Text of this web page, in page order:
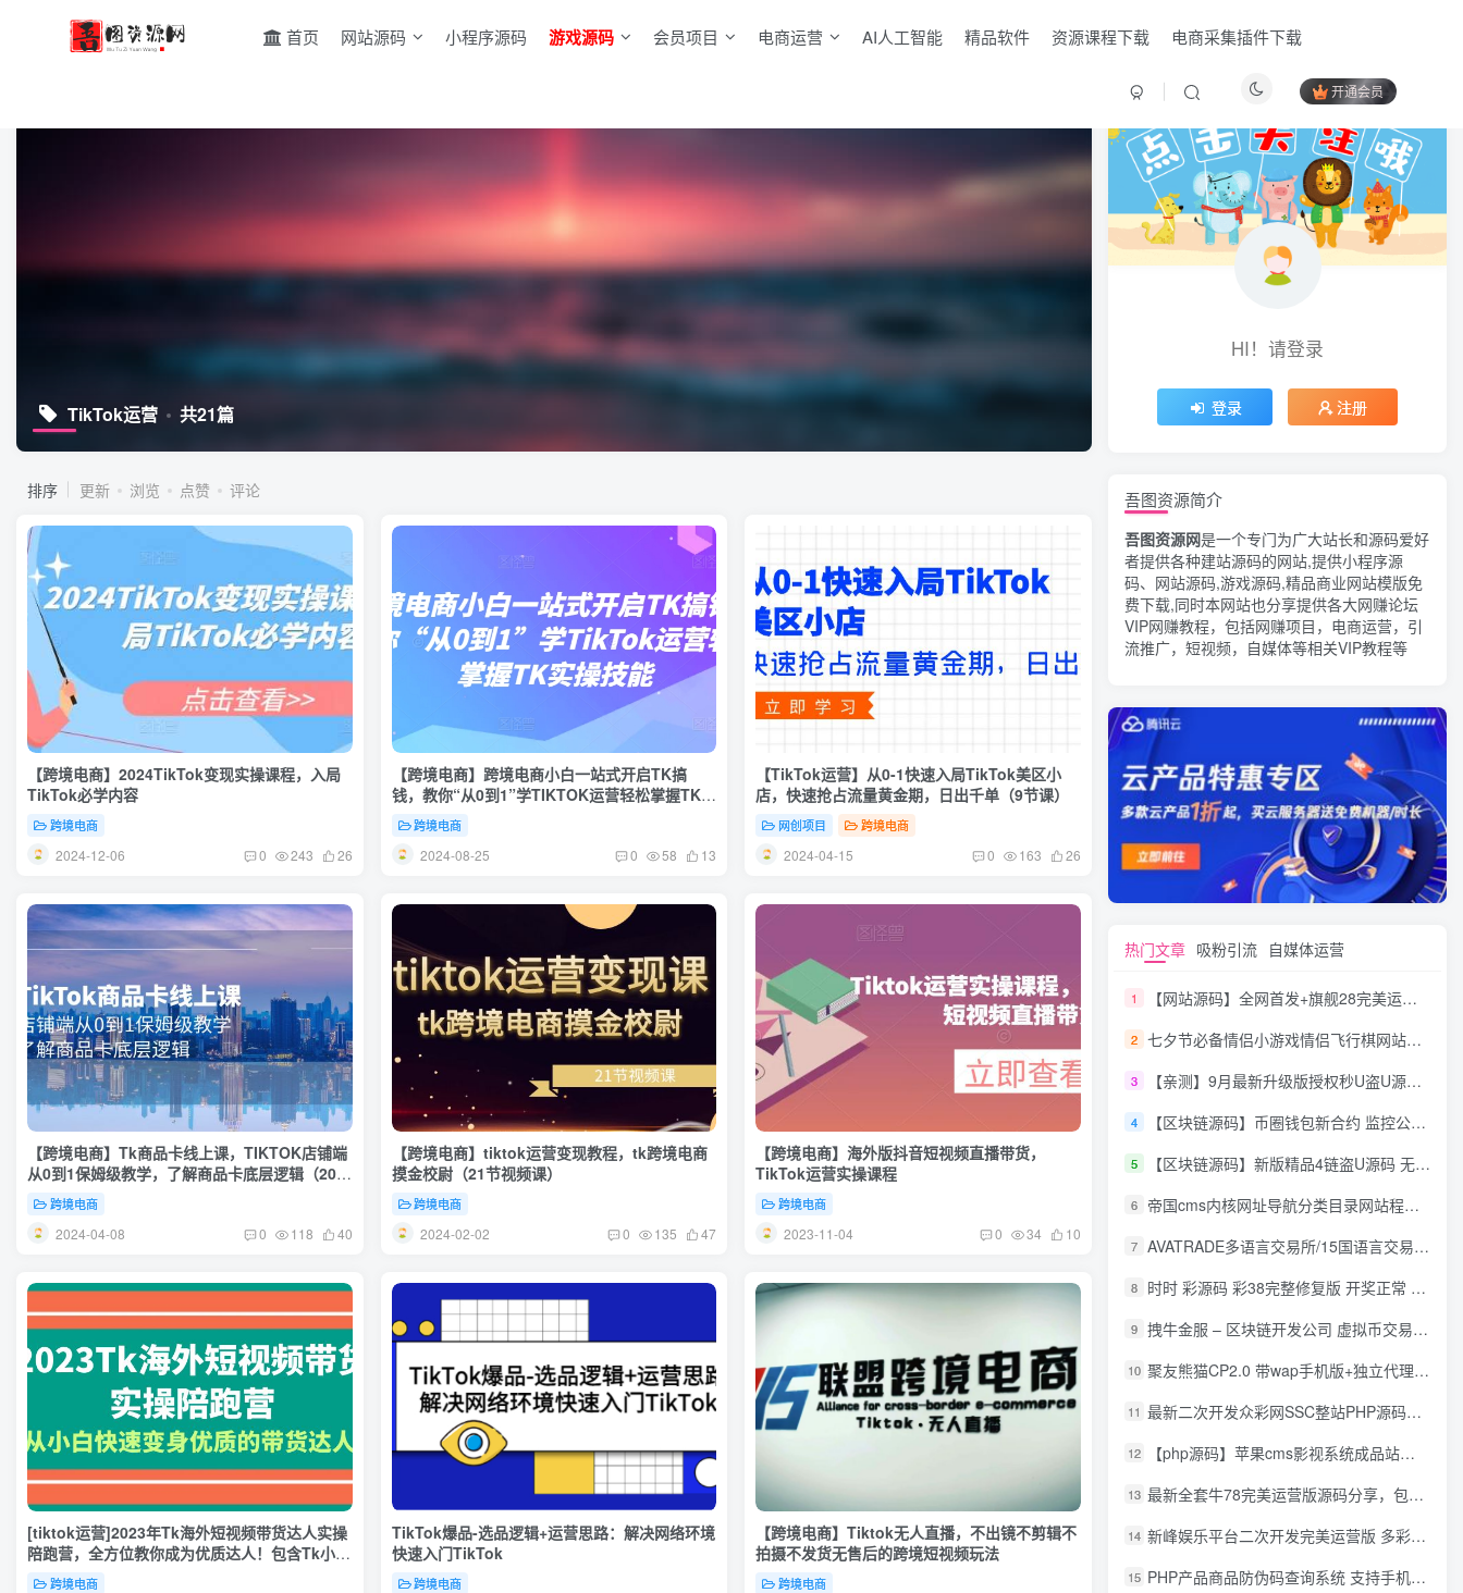
首页 网站源码 小程序源码 游戏源码 会员项目 电商运营 AI人工智能 精品软件 资源课程下载 电商采集插件下载
开通会员
TikTok运营 共21篇
排序 更新 浏览 点赞 评论
【跨境电商】2024TikTok变现实操课程，入局
TikTok必学内容
跨境电商
2024-12-06 0 243 26
【跨境电商】跨境电商小白一站式开启TK搞
钱，教你“从0到1”学TIKTOK运营轻松掌握TK实
操技能
跨境电商
2024-08-25 0 58 13
【TikTok运营】从0-1快速入局TikTok美区小
店，快速抢占流量黄金期，日出千单（9节课）
网创项目 跨境电商
2024-04-15 0 163 26
【跨境电商】Tk商品卡线上课，TIKTOK店铺端
从0到1保姆级教学，了解商品卡底层逻辑（20
节）跨境电商
2024-04-08 0 118 40
【跨境电商】tiktok运营变现教程，tk跨境电商
摸金校尉（21节视频课）
跨境电商
2024-02-02 0 135 47
【跨境电商】海外版抖音短视频直播带货，
TikTok运营实操课程
跨境电商
2023-11-04 0 34 10
[tiktok运营]2023年Tk海外短视频带货达人实操
陪跑营，全方位教你成为优质达人！包含Tk小店
运营全知识体系
跨境电商
TikTok爆品-选品逻辑+运营思路：解决网络环境
快速入门TikTok
跨境电商
【跨境电商】Tiktok无人直播，不出镜不剪辑不
拍摄不发货无售后的跨境短视频玩法
跨境电商
HI！请登录
登录 注册
HI！请登录
登录 注册
吾图资源简介
吾图资源网是一个专门为广大站长和源码爱好
者提供各种建站源码的网站,提供小程序源
码、网站源码,游戏源码,精品商业网站模版免
费下载,同时本网站也分享提供各大网赚论坛
VIP网赚教程，包括网赚项目，电商运营，引
流推广，短视频，自媒体等相关VIP教程等
热门文章 吸粉引流 自媒体运营
1 【网站源码】全网首发+旗舰28完美运营Java版高仿28圈+彩种丰富+机器人+眯牌
2 七夕节必备情侣小游戏情侣飞行棋网站源码
3 【亲测】9月最新升级版授权秒U盗U源码/四链盗U源码/自带提币接口
4 【区块链源码】币圈钱包新合约 监控公链转账地址 尾数模拟转账数据生成 0 U攻击带安装说明
5 【区块链源码】新版精品4链盗U源码 无限开代理模式 后台 代理数据可看 包含搭建教程
6 帝国cms内核网址导航分类目录网站程序源码
7 AVATRADE多语言交易所/15国语言交易所/合约交易/期权交易/币币交易/申购/矿机/风控/前端wap/pc纯源码/带搭建教程
8 时时 彩源码 彩38完整修复版 开奖正常 带手机wap
9 拽牛金服 – 区块链开发公司 虚拟币交易系统 虚拟币交易平台开发 虚拟币ico众
10 聚友熊猫CP2.0 带wap手机版+独立代理后台+整站打包全开源
11 最新二次开发众彩网SSC整站PHP源码+WAP手机版+KJ采集器+集成云端在线充值
12 【php源码】苹果cms影视系统成品站打包+电影先生6.1.1模板优化版+15W+数据
13 最新全套牛78完美运营版源码分享，包含了资源组件+脚本程序
14 新峰娱乐平台二次开发完美运营版 多彩种多玩法 代理分红+积分兑换
15 PHP产品商品防伪码查询系统 支持手机防假验证网站建设 防伪码自动生成 批量导入